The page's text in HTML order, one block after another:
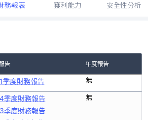
務報表 獲利能力 安全性分析
告 年度報告
季度財務報告 無
季度財務報告
季度財務報告
無